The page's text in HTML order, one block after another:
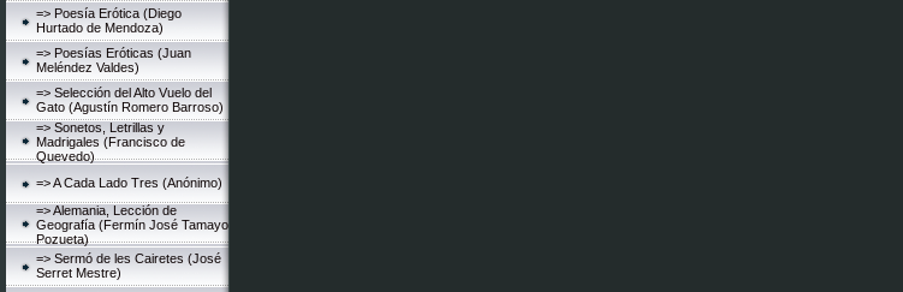
=> Poesía Erótica (Diego
Hurtado de Mendoza)
=> Poesías Eróticas (Juan
Meléndez Valdes)
=> Selección del Alto Vuelo del
Gato (Agustín Romero Barroso)
=> Sonetos, Letrillas y
Madrigales (Francisco de
Quevedo)
=> A Cada Lado Tres (Anónimo)
=> Alemania, Lección de
Geografía (Fermín José Tamayo
Pozueta)
=> Sermó de les Cairetes (José
Serret Mestre)